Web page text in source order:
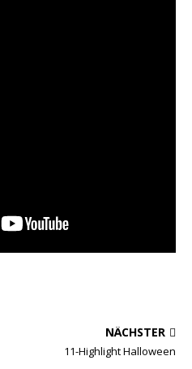
NÄCHSTER
11-Highlight Halloween